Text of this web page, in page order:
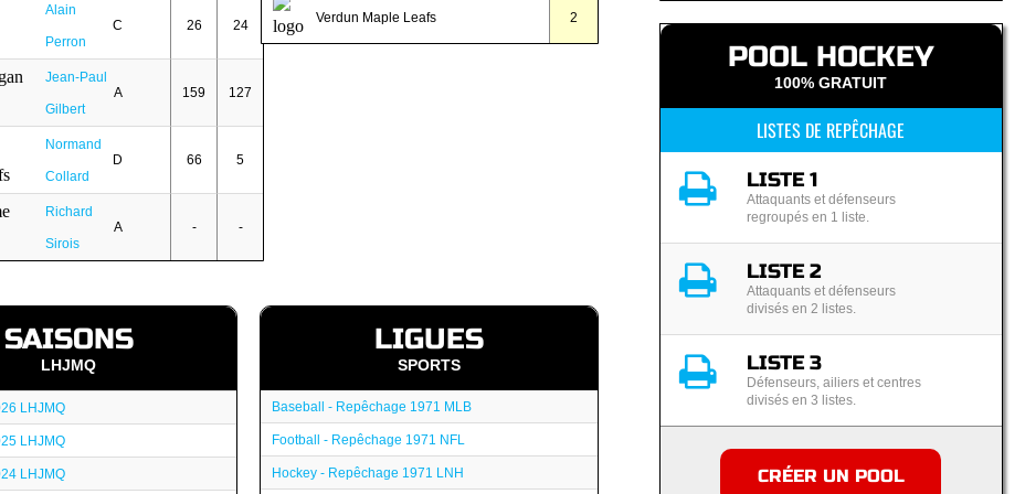
Alain
Perron
C 26 24
Jean-Paul
Gilbert
A 159 127
Normand
Collard
D 66 5
Richard
Sirois
A - -
Verdun Maple Leafs 2
SAISONS
LHJMQ
LHJMQ
LHJMQ
LHJMQ
LIGUES
SPORTS
Baseball - Repêchage 1971 MLB
Football - Repêchage 1971 NFL
Hockey - Repêchage 1971 LNH
POOL HOCKEY
100% GRATUIT
LISTES DE REPÊCHAGE
LISTE 1
Attaquants et défenseurs
regroupés en 1 liste.
LISTE 2
Attaquants et défenseurs
divisés en 2 listes.
LISTE 3
Défenseurs, ailiers et centres
divisés en 3 listes.
CRÉER UN POOL